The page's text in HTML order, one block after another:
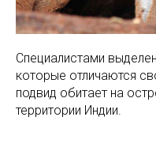
Специалистами
которые отличаются
подвид обитает на
территории Индии.